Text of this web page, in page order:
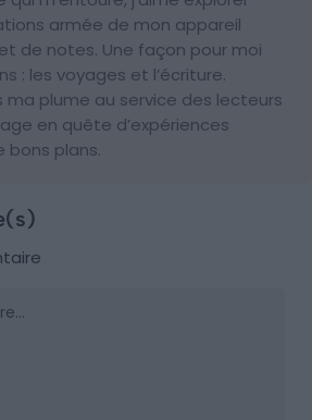
armée de mon appareil
de notes. Une façon pour moi
: les voyages et l’écriture.
ma plume au service des lecteurs
en quête d’expériences
plans.